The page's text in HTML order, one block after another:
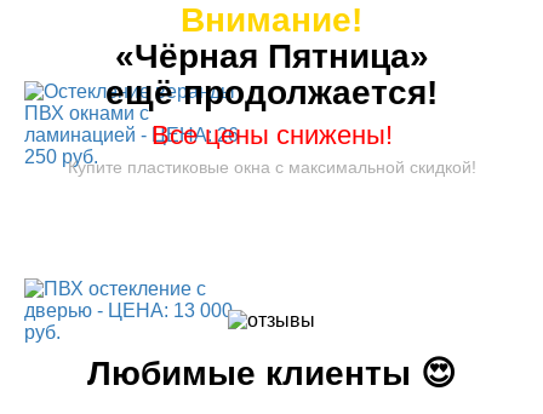
Внимание!
«Чёрная Пятница»
ещё продолжается!
Все цены снижены!
Купите пластиковые окна с максимальной скидкой!
Любимые клиенты 😍